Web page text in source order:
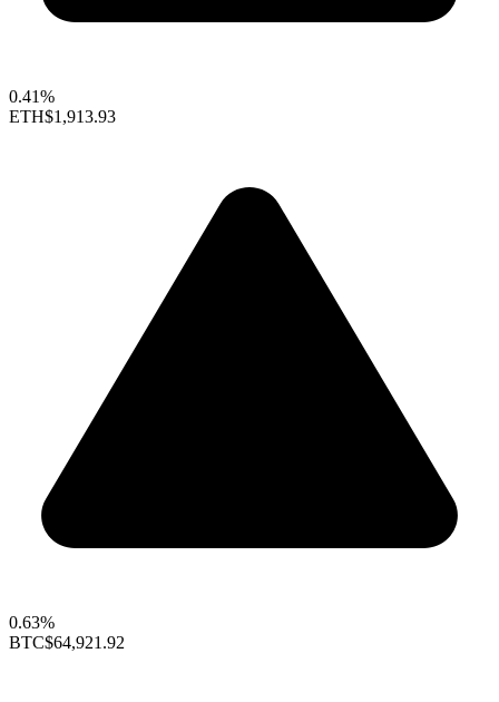
0.41%
ETH$1,913.93
0.63%
BTC$64,921.92